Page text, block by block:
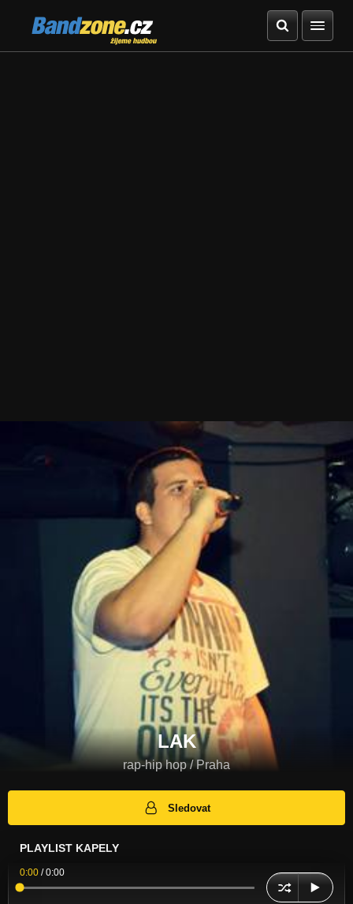
Bandzone.cz
žijeme hudbou
LAK
rap-hip hop / Praha
Sledovat
PLAYLIST KAPELY
0:00 /0:00